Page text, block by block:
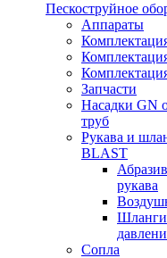
Пескоструйное
Аппараты
Запчасти
Насадки GN
труб
Рукава и
BLAST
рукава
Шланги
Сопла